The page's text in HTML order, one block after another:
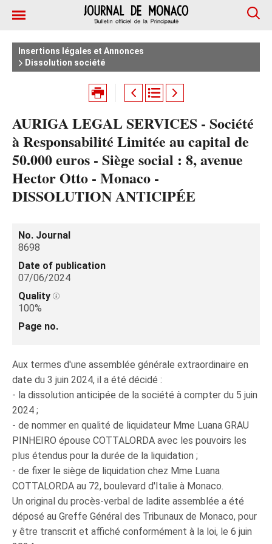
Insertions légales et Annonces
Dissolution société
AURIGA LEGAL SERVICES - Société
à Responsabilité Limitée au capital de
50.000 euros - Siège social : 8, avenue
Hector Otto - Monaco -
DISSOLUTION ANTICIPÉE
No. Journal
8698
Date of publication
07/06/2024
Quality
100%
Page no.
Aux termes d'une assemblée générale extraordinaire en
date du 3 juin 2024, il a été décidé :
- la dissolution anticipée de la société à compter du 5 juin
2024 ;
- de nommer en qualité de liquidateur Mme Luana GRAU
PINHEIRO épouse COTTALORDA avec les pouvoirs les
plus étendus pour la durée de la liquidation ;
- de fixer le siège de liquidation chez Mme Luana
COTTALORDA au 72, boulevard d'Italie à Monaco.
Un original du procès-verbal de ladite assemblée a été
déposé au Greffe Général des Tribunaux de Monaco, pour
y être transcrit et affiché conformément à la loi, le 6 juin